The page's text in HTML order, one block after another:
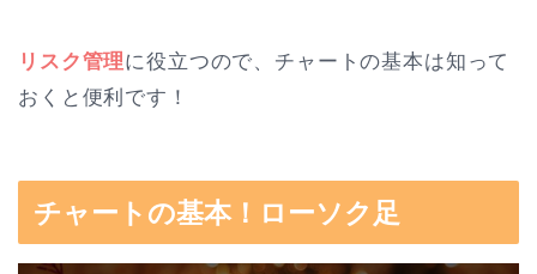
リスク管理に役立つので、チャートの基本は知って
おくと便利です！
チャートの基本！ローソク足